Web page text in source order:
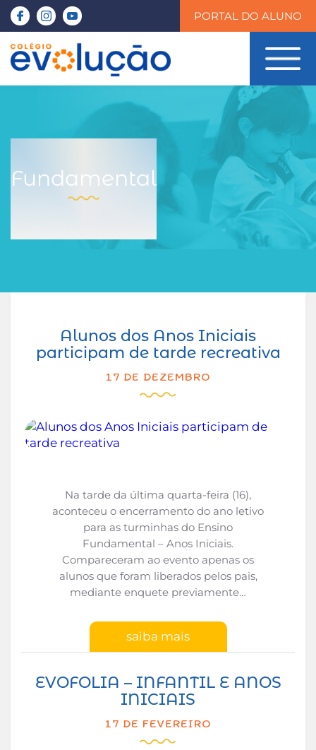
PORTAL DO ALUNO
Fundamental
Alunos dos Anos Iniciais
participam de tarde recreativa
17 DE DEZEMBRO
Na tarde da última quarta-feira (16),
aconteceu o encerramento do ano letivo
para as turminhas do Ensino
Fundamental – Anos Iniciais.
Compareceram ao evento apenas os
alunos que foram liberados pelos pais,
mediante enquete previamente…
saiba mais
EVOFOLIA – INFANTIL E ANOS
INICIAIS
17 DE FEVEREIRO